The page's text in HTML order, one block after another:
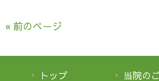
« 前のページ
トップ 当院の